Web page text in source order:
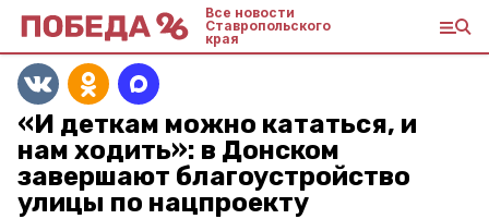
Все новости
Ставропольского
края
«И деткам можно кататься, и
нам ходить»: в Донском
завершают благоустройство
улицы по нацпроекту